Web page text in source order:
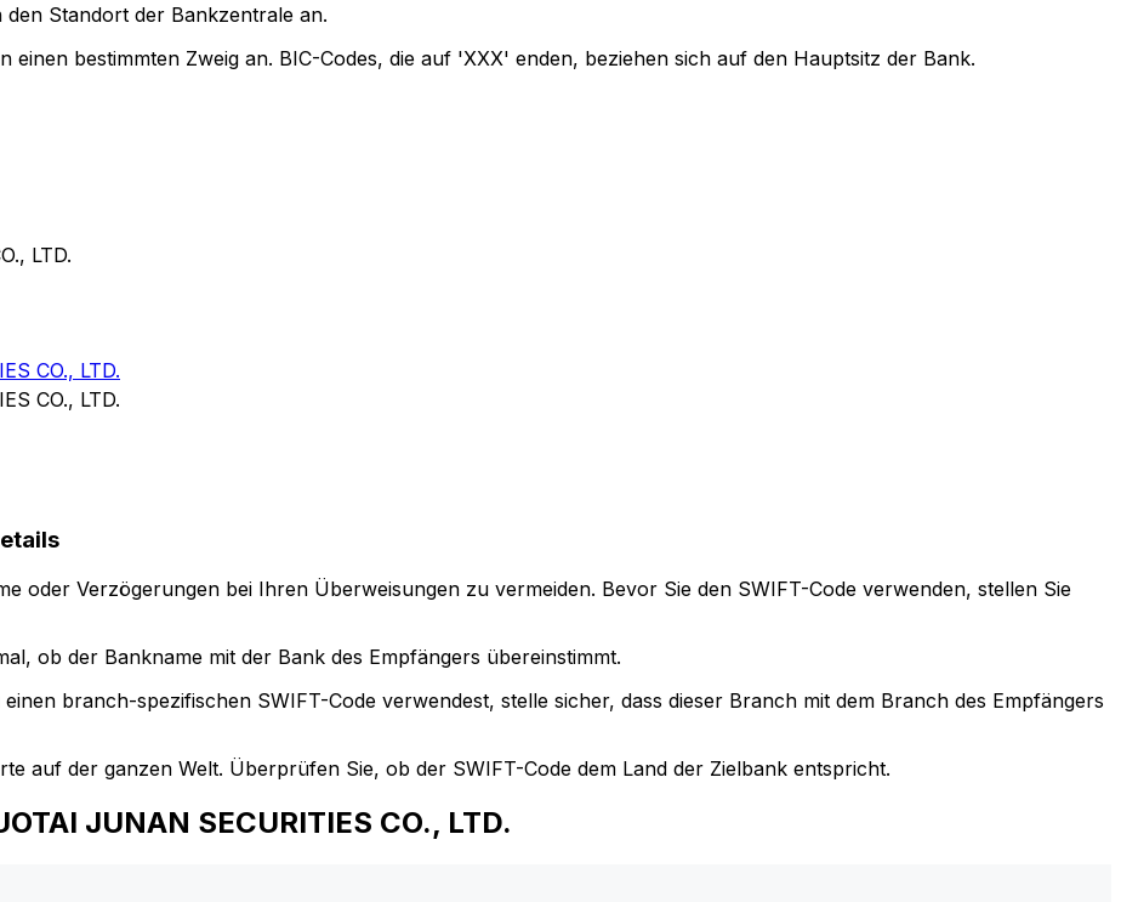
den Standort der Bankzentrale an.
einen bestimmten Zweig an. BIC-Codes, die auf 'XXX' enden, beziehen sich auf den Hauptsitz der Bank.
LTD.
CO., LTD.
CO., LTD.
oder Verzögerungen bei Ihren Überweisungen zu vermeiden. Bevor Sie den SWIFT-Code verwenden, stellen Sie
ob der Bankname mit der Bank des Empfängers übereinstimmt.
einen branch-spezifischen SWIFT-Code verwendest, stelle sicher, dass dieser Branch mit dem Branch des Empfängers
auf der ganzen Welt. Überprüfen Sie, ob der SWIFT-Code dem Land der Zielbank entspricht.
JUNAN SECURITIES CO., LTD.